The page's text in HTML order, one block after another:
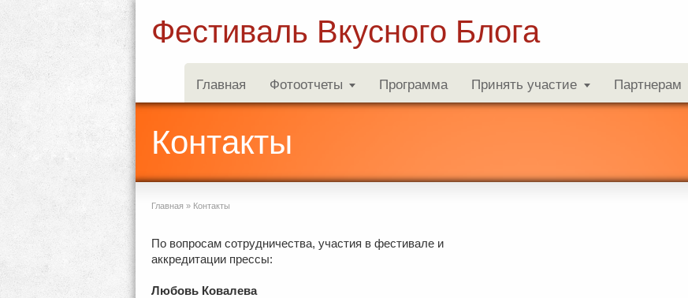
Фестиваль Вкусного Блога
Главная Фотоотчеты Программа Принять участие Партнерам
Контакты
Главная » Контакты
По вопросам сотрудничества, участия в фестивале и
аккредитации прессы:
Любовь Ковалева